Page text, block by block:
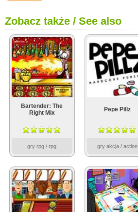
Zobacz także / See also
Bartender: The
Right Mix
gry rpg / rpg
Pepe Pillz
gry akcja / action